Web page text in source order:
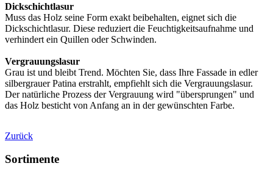
Dickschichtlasur
Muss das Holz seine Form exakt beibehalten, eignet sich die
Dickschichtlasur. Diese reduziert die Feuchtigkeitsaufnahme und
verhindert ein Quillen oder Schwinden.
Vergrauungslasur
Grau ist und bleibt Trend. Möchten Sie, dass Ihre Fassade in edler
silbergrauer Patina erstrahlt, empfiehlt sich die Vergrauungslasur.
Der natürliche Prozess der Vergrauung wird "übersprungen" und
das Holz besticht von Anfang an in der gewünschten Farbe.
Zurück
Sortimente